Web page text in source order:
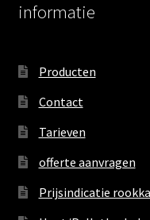
informatie
Producten
Contact
Tarieven
offerte aanvragen
Prijsindicatie